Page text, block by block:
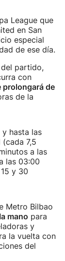
League que
en San
especial
de ese día.
partido,
con
prolongará de
de la
hasta las
7,5
a las
las 03:00
y 30
Metro Bilbao
mano para
y
la vuelta con
del